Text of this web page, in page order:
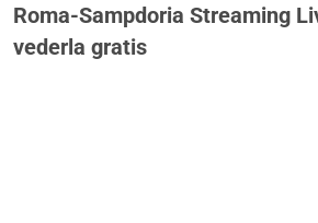
Roma-Sampdoria Streaming
vederla gratis